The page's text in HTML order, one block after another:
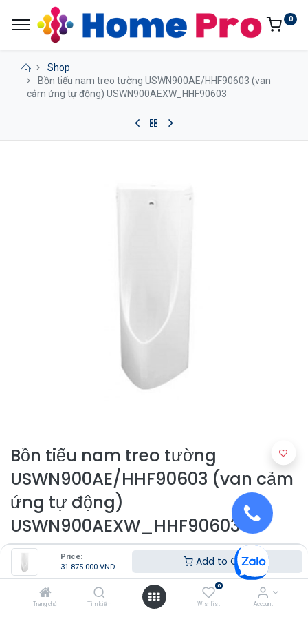
Price:
31.875.000 VND Add to Cart
Trang chủ Tìm kiếm
0
Wishlist Account
0
Shop
Bồn tiểu nam treo tường USWN900AE/HHF90603 (van
cảm ứng tự động) USWN900AEXW_HHF90603
Bồn tiểu nam treo tường
USWN900AE/HHF90603 (van cảm
ứng tự động)
USWN900AEXW_HHF90603
31.875.000